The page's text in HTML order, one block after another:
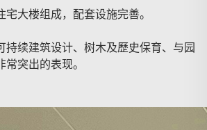
大楼组成，配套设施完善。
持续建筑设计、树木及歷史保育、与园
突出的表现。